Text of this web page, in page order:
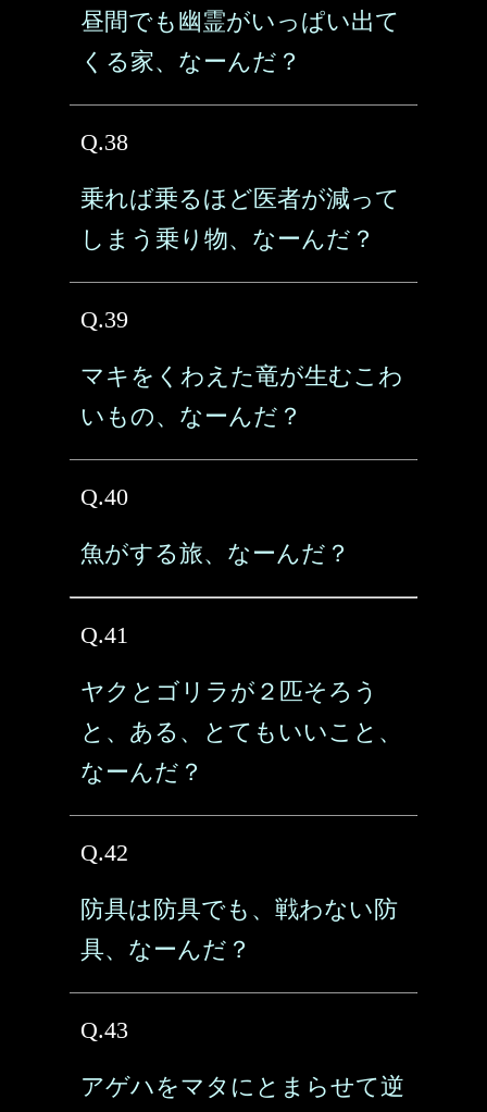
昼間でも幽霊がいっぱい出て
くる家、なーんだ？
Q.38
乗れば乗るほど医者が減って
しまう乗り物、なーんだ？
Q.39
マキをくわえた竜が生むこわ
いもの、なーんだ？
Q.40
魚がする旅、なーんだ？
Q.41
ヤクとゴリラが２匹そろう
と、ある、とてもいいこと、
なーんだ？
Q.42
防具は防具でも、戦わない防
具、なーんだ？
Q.43
アゲハをマタにとまらせて逆